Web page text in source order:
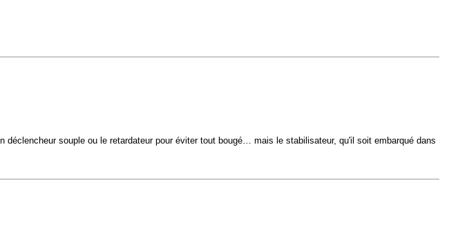
souple ou le retardateur pour éviter tout bougé… mais le stabilisateur, qu'il soit embarqué dans